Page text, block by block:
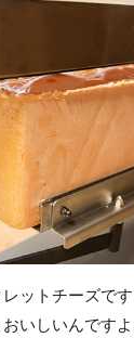
ットチーズで
いしいんですよ